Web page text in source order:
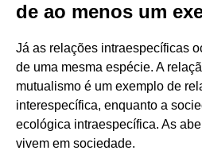
de ao menos um
Já as relações intraespecíficas
de uma mesma espécie. A
mutualismo é um exemplo de
interespecífica, enquanto a
ecológica intraespecífica. As
vivem em sociedade.